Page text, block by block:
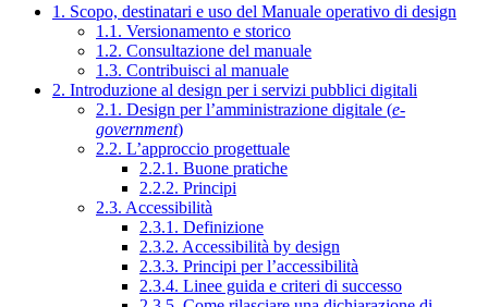
1. Scopo, destinatari e uso del Manuale operativo di design
1.1. Versionamento e storico
1.2. Consultazione del manuale
1.3. Contribuisci al manuale
2. Introduzione al design per i servizi pubblici digitali
2.1. Design per l’amministrazione digitale (e-
government)
2.2. L’approccio progettuale
2.2.1. Buone pratiche
2.2.2. Principi
2.3. Accessibilità
2.3.1. Definizione
2.3.2. Accessibilità by design
2.3.3. Principi per l’accessibilità
2.3.4. Linee guida e criteri di successo